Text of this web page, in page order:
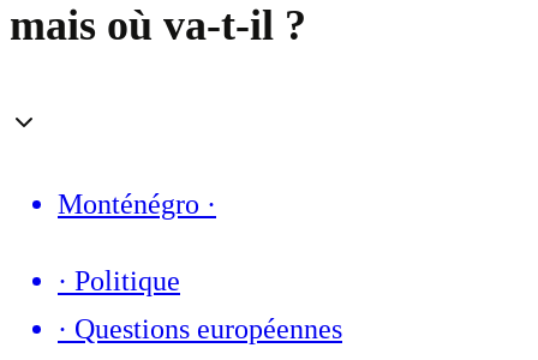
mais où va-t-il ?
Monténégro ·
· Politique
· Questions européennes